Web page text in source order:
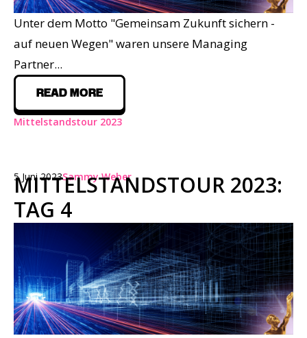
Unter dem Motto "Gemeinsam Zukunft sichern -
auf neuen Wegen"waren unsere Managing
Partner...
READ MORE
Mittelstandstour 2023
MITTELSTANDSTOUR 2023:
TAG 4
5 Juni 2023Sammy Weber